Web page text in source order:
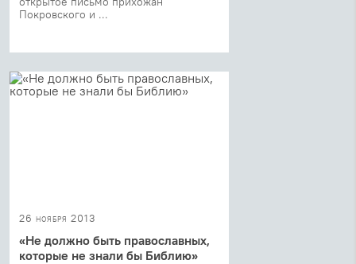
Покровского и ...
26 ноября 2013
«Не должно быть православных,
которые не знали бы Библию»